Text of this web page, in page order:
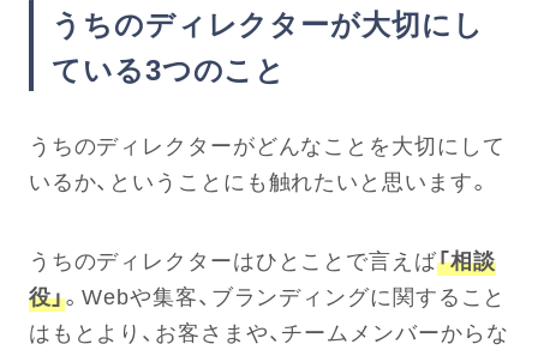
うちのディレクターが大切にし
ている3つのこと
うちのディレクターがどんなことを大切にして
いるか、ということにも触れたいと思います。
うちのディレクターはひとことで言えば「相談
役」。Webや集客、ブランディングに関すること
はもとより、お客さまや、チームメンバーからな